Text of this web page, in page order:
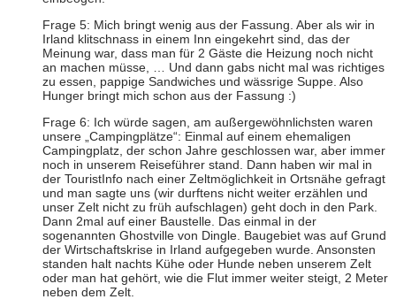
Frage 5: Mich bringt wenig aus der Fassung. Aber als wir in
Irland klitschnass in einem Inn eingekehrt sind, das der
Meinung war, dass man für 2 Gäste die Heizung noch nicht
an machen müsse, … Und dann gabs nicht mal was richtiges
zu essen, pappige Sandwiches und wässrige Suppe. Also
Hunger bringt mich schon aus der Fassung :)
Frage 6: Ich würde sagen, am außergewöhnlichsten waren
unsere „Campingplätze“: Einmal auf einem ehemaligen
Campingplatz, der schon Jahre geschlossen war, aber immer
noch in unserem Reiseführer stand. Dann haben wir mal in
der TouristInfo nach einer Zeltmöglichkeit in Ortsnähe gefragt
und man sagte uns (wir durftens nicht weiter erzählen und
unser Zelt nicht zu früh aufschlagen) geht doch in den Park.
Dann 2mal auf einer Baustelle. Das einmal in der
sogenannten Ghostville von Dingle. Baugebiet was auf Grund
der Wirtschaftskrise in Irland aufgegeben wurde. Ansonsten
standen halt nachts Kühe oder Hunde neben unserem Zelt
oder man hat gehört, wie die Flut immer weiter steigt, 2 Meter
neben dem Zelt.